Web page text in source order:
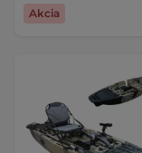
Akcia